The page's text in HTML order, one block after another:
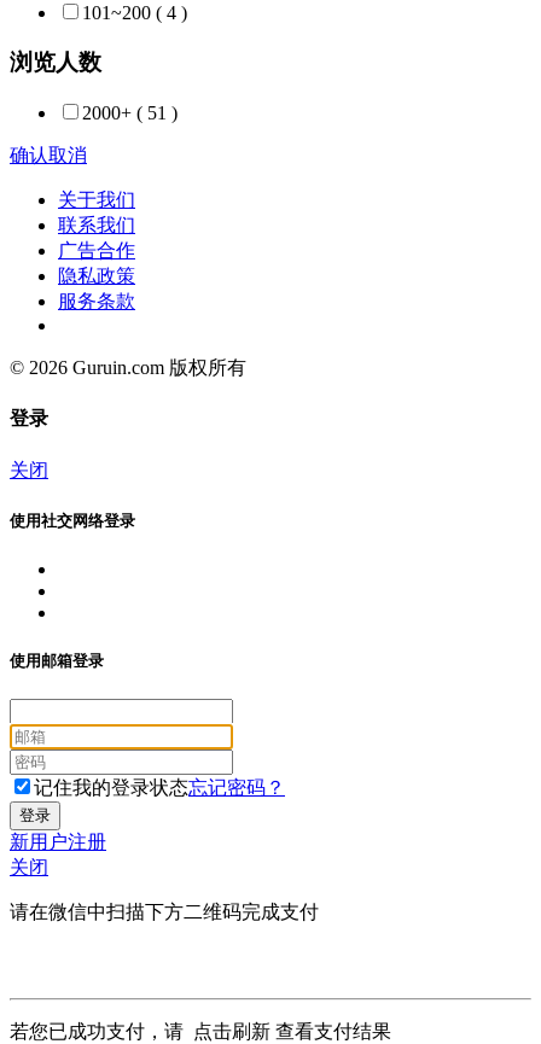
101~200 ( 4 )
浏览人数
2000+ ( 51 )
确认取消
关于我们
联系我们
广告合作
隐私政策
服务条款
© 2026 Guruin.com 版权所有
登录
关闭
使用社交网络登录
使用邮箱登录
记住我的登录状态忘记密码？
新用户注册
关闭
请在微信中扫描下方二维码完成支付
若您已成功支付，请 点击刷新 查看支付结果